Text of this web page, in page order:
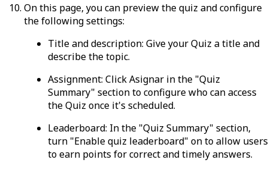
On this page, you can preview the quiz and configure
the following settings:
Title and description: Give your Quiz a title and
describe the topic.
Assignment: ClickAsignar in the "Quiz
Summary" section to configure who can access
the Quiz once it's scheduled.
Leaderboard: In the "Quiz Summary" section,
turn "Enable quiz leaderboard" on to allow users
to earn points for correct and timely answers.